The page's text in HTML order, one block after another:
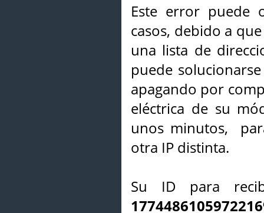
Este error puede
casos, debido a
una lista de
puede
apagando por
eléctrica de su
unos minutos,
otra IP distinta.
Su ID para